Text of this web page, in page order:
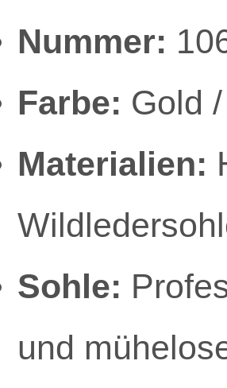
Nummer:
Farbe: Gold
Materialien:
Sohle:
und